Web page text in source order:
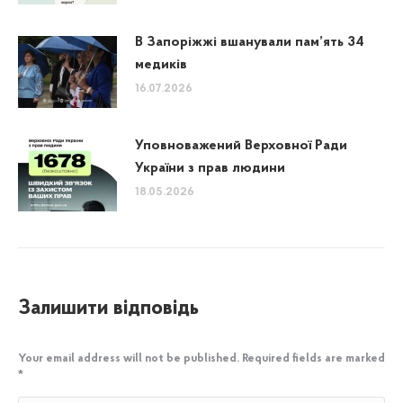
В Запоріжжі вшанували пам’ять 34
медиків
16.07.2026
Уповноважений Верховної Ради
України з прав людини
18.05.2026
Залишити відповідь
Your email address will not be published. Required fields are marked
*